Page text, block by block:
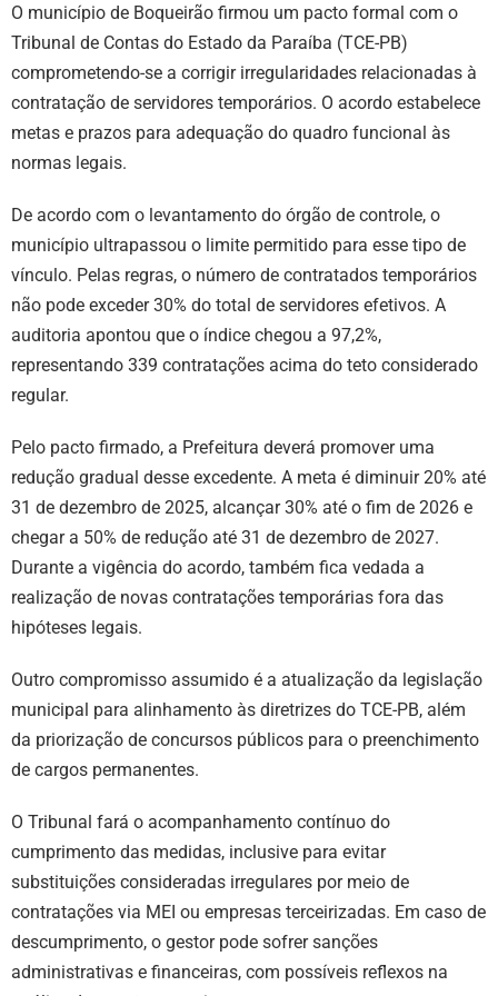
O município de Boqueirão firmou um pacto formal com o
Tribunal de Contas do Estado da Paraíba (TCE-PB)
comprometendo-se a corrigir irregularidades relacionadas à
contratação de servidores temporários. O acordo estabelece
metas e prazos para adequação do quadro funcional às
normas legais.
De acordo com o levantamento do órgão de controle, o
município ultrapassou o limite permitido para esse tipo de
vínculo. Pelas regras, o número de contratados temporários
não pode exceder 30% do total de servidores efetivos. A
auditoria apontou que o índice chegou a 97,2%,
representando 339 contratações acima do teto considerado
regular.
Pelo pacto firmado, a Prefeitura deverá promover uma
redução gradual desse excedente. A meta é diminuir 20% até
31 de dezembro de 2025, alcançar 30% até o fim de 2026 e
chegar a 50% de redução até 31 de dezembro de 2027.
Durante a vigência do acordo, também fica vedada a
realização de novas contratações temporárias fora das
hipóteses legais.
Outro compromisso assumido é a atualização da legislação
municipal para alinhamento às diretrizes do TCE-PB, além
da priorização de concursos públicos para o preenchimento
de cargos permanentes.
O Tribunal fará o acompanhamento contínuo do
cumprimento das medidas, inclusive para evitar
substituições consideradas irregulares por meio de
contratações via MEI ou empresas terceirizadas. Em caso de
descumprimento, o gestor pode sofrer sanções
administrativas e financeiras, com possíveis reflexos na